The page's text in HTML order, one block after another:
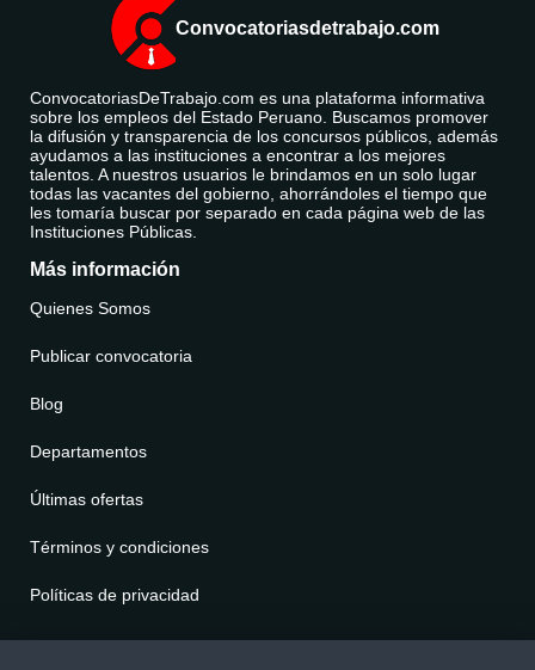
Convocatoriasdetrabajo.com
ConvocatoriasDeTrabajo.com es una plataforma informativa
sobre los empleos del Estado Peruano. Buscamos promover
la difusión y transparencia de los concursos públicos, además
ayudamos a las instituciones a encontrar a los mejores
talentos. A nuestros usuarios le brindamos en un solo lugar
todas las vacantes del gobierno, ahorrándoles el tiempo que
les tomaría buscar por separado en cada página web de las
Instituciones Públicas.
Más información
Quienes Somos
Publicar convocatoria
Blog
Departamentos
Últimas ofertas
Términos y condiciones
Políticas de privacidad